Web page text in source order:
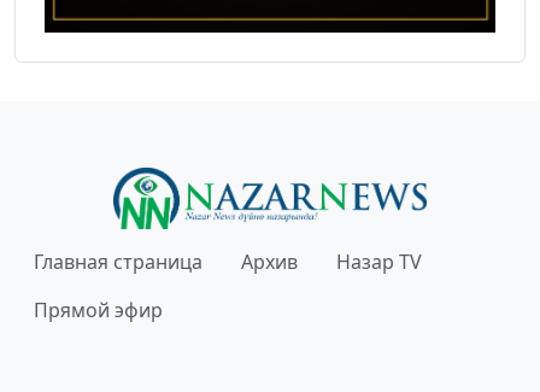
Главная страница Архив
Назар TV
Прямой эфир